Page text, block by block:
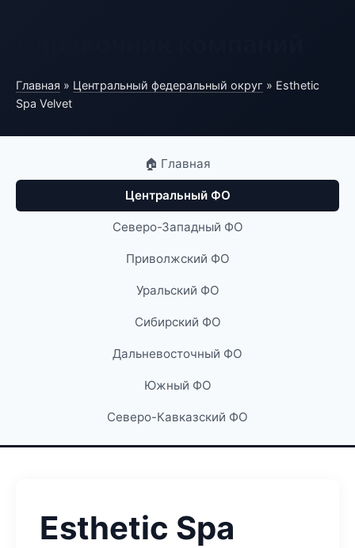
Главная » Центральный федеральный округ » Esthetic
Spa Velvet
🏠 Главная
Центральный ФО
Северо-Западный ФО
Приволжский ФО
Уральский ФО
Сибирский ФО
Дальневосточный ФО
Южный ФО
Северо-Кавказский ФО
Esthetic Spa